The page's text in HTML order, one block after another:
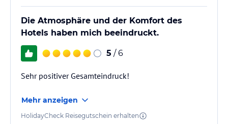
Die Atmosphäre und der Komfort des
Hotels haben mich beeindruckt.
5 / 6
Sehr positiver Gesamteindruck!
Mehr anzeigen
HolidayCheck Reisegutschein erhalten